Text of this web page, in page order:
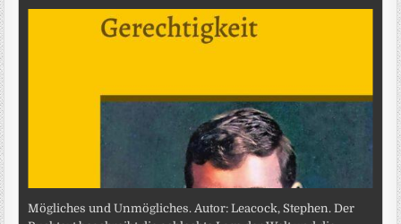
Mögliches und Unmögliches. Autor: Leacock, Stephen. Der